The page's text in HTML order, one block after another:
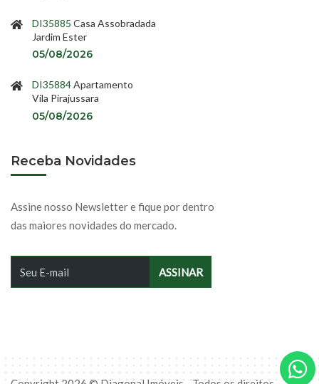
DI35885 Casa Assobradada
Jardim Ester
05/08/2026
DI35884Apartamento
Vila Pirajussara
05/08/2026
Receba Novidades
Assine nosso Newsletter e fique por dentro
das maiores novidades do mercado.